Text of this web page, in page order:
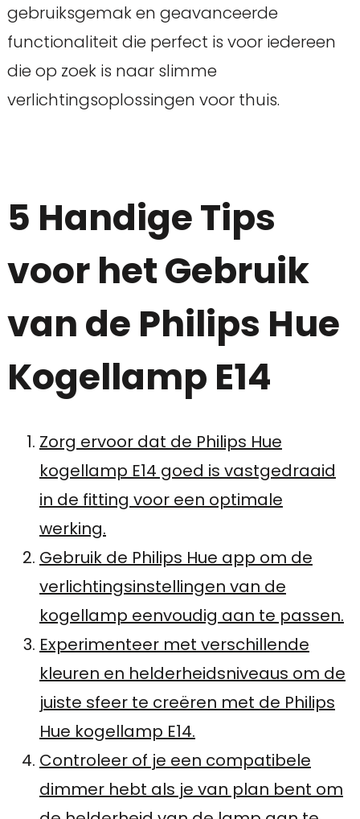
gebruiksgemak en geavanceerde
functionaliteit die perfect is voor iedereen
die op zoek is naar slimme
verlichtingsoplossingen voor thuis.
5 Handige Tips
voor het Gebruik
van de Philips Hue
Kogellamp E14
Zorg ervoor dat de Philips Hue
kogellamp E14 goed is vastgedraaid
in de fitting voor een optimale
werking.
Gebruik de Philips Hue app om de
verlichtingsinstellingen van de
kogellamp eenvoudig aan te passen.
Experimenteer met verschillende
kleuren en helderheidsniveaus om de
juiste sfeer te creëren met de Philips
Hue kogellamp E14.
Controleer of je een compatibele
dimmer hebt als je van plan bent om